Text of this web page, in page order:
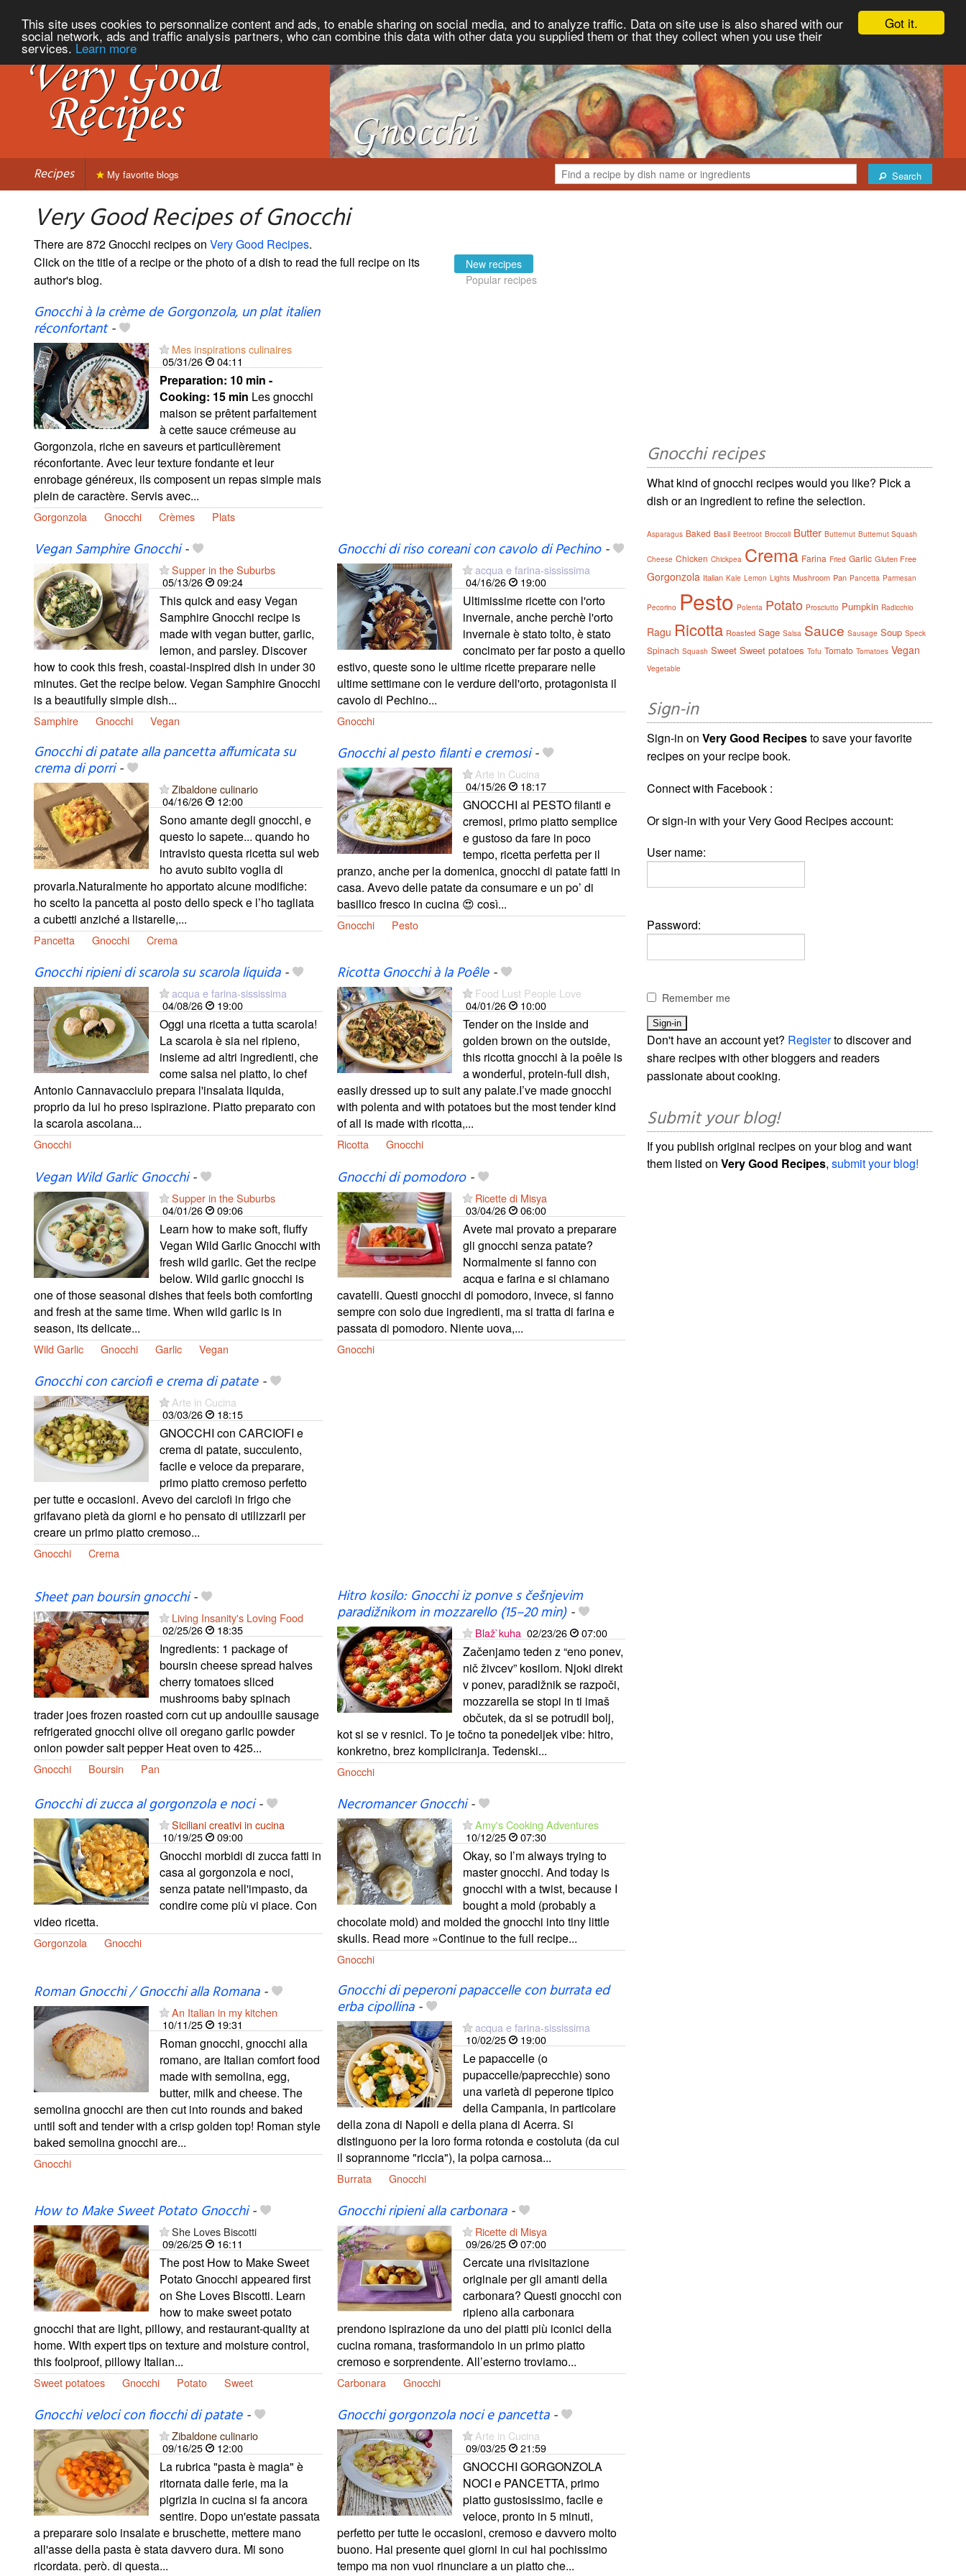
Got it.
This site uses cookies to personnalize content and ads, to enable sharing on social media, and to analyze traffic. Data on site use is also shared with our
social network, ads and traffic analysis partners, who can combine this data with other data you supplied them or that they collect when you use their
services. Learn more
Recipes Search
My favorite blogs
Very Good Recipes of Gnocchi
There are 872 Gnocchi recipes on Very Good Recipes.
Click on the title of a recipe or the photo of a dish to read the full recipe on its
author's blog.
New recipes
Popular recipes
Gnocchi à la crème de Gorgonzola, un plat italien
réconfortant-
Mes inspirations culinaires
05/31/26
04:11
Preparation: 10 min -
Cooking: 15 min Les gnocchi
maison se prêtent parfaitement
à cette sauce crémeuse au
Gorgonzola, riche en saveurs et particulièrement
réconfortante. Avec leur texture fondante et leur
enrobage généreux, ils composent un repas simple mais
plein de caractère. Servis avec...
Gorgonzola Gnocchi Crèmes Plats
Vegan Samphire Gnocchi-
Supper in the Suburbs
05/13/26
09:24
This quick and easy Vegan
Samphire Gnocchi recipe is
made with vegan butter, garlic,
lemon, and parsley. Discover
how to cook this fresh, coastal-inspired dish in under 30
minutes. Get the recipe below. Vegan Samphire Gnocchi
is a beautifully simple dish...
Samphire Gnocchi Vegan
Gnocchi di riso coreani con cavolo di Pechino-
acqua e farina-sississima
04/16/26
19:00
Ultimissime ricette con l'orto
invernale, anche perchè l'orto
invernale è stato tolto, è stato
concimato per far posto a quello
estivo, queste sono le ultime ricette preparare nelle
ultime settimane con le verdure dell'orto, protagonista il
cavolo di Pechino...
Gnocchi
Gnocchi di patate alla pancetta affumicata su
crema di porri-
Zibaldone culinario
04/16/26
12:00
Sono amante degli gnocchi, e
questo lo sapete... quando ho
intravisto questa ricetta sul web
ho avuto subito voglia di
provarla.Naturalmente ho apportato alcune modifiche:
ho scelto la pancetta al posto dello speck e l’ho tagliata
a cubetti anziché a listarelle,...
Pancetta Gnocchi Crema
Gnocchi al pesto filanti e cremosi-
Arte in Cucina
04/15/26
18:17
GNOCCHI al PESTO filanti e
cremosi, primo piatto semplice
e gustoso da fare in poco
tempo, ricetta perfetta per il
pranzo, anche per la domenica, gnocchi di patate fatti in
casa. Avevo delle patate da consumare e un po’ di
basilico fresco in cucina 😍 così...
Gnocchi Pesto
Gnocchi ripieni di scarola su scarola liquida-
acqua e farina-sississima
04/08/26
19:00
Oggi una ricetta a tutta scarola!
La scarola è sia nel ripieno,
insieme ad altri ingredienti, che
come salsa nel piatto, lo chef
Antonio Cannavacciulo prepara l'insalata liquida,
proprio da lui ho preso ispirazione. Piatto preparato con
la scarola ascolana...
Gnocchi
Ricotta Gnocchi à la Poêle-
Food Lust People Love
04/01/26
10:00
Tender on the inside and
golden brown on the outside,
this ricotta gnocchi à la poêle is
a wonderful, protein-full dish,
easily dressed up to suit any palate.I’ve made gnocchi
with polenta and with potatoes but the most tender kind
of all is made with ricotta,...
Ricotta Gnocchi
Vegan Wild Garlic Gnocchi-
Supper in the Suburbs
04/01/26
09:06
Learn how to make soft, fluffy
Vegan Wild Garlic Gnocchi with
fresh wild garlic. Get the recipe
below. Wild garlic gnocchi is
one of those seasonal dishes that feels both comforting
and fresh at the same time. When wild garlic is in
season, its delicate...
Wild Garlic Gnocchi Garlic Vegan
Gnocchi di pomodoro-
Ricette di Misya
03/04/26
06:00
Avete mai provato a preparare
gli gnocchi senza patate?
Normalmente si fanno con
acqua e farina e si chiamano
cavatelli. Questi gnocchi di pomodoro, invece, si fanno
sempre con solo due ingredienti, ma si tratta di farina e
passata di pomodoro. Niente uova,...
Gnocchi
Gnocchi con carciofi e crema di patate-
Arte in Cucina
03/03/26
18:15
GNOCCHI con CARCIOFI e
crema di patate, succulento,
facile e veloce da preparare,
primo piatto cremoso perfetto
per tutte e occasioni. Avevo dei carciofi in frigo che
grifavano pietà da giorni e ho pensato di utilizzarli per
creare un primo piatto cremoso...
Gnocchi Crema
Sheet pan boursin gnocchi-
Living Insanity's Loving Food
02/25/26
18:35
Ingredients: 1 package of
boursin cheese spread halves
cherry tomatoes sliced
mushrooms baby spinach
trader joes frozen roasted corn cut up andouille sausage
refrigerated gnocchi olive oil oregano garlic powder
onion powder salt pepper Heat oven to 425...
Gnocchi Boursin Pan
Hitro kosilo: Gnocchi iz ponve s češnjevim
paradižnikom in mozzarello (15–20 min)-
Blaž`kuha 02/23/26 07:00
Začenjamo teden z “eno ponev,
nič živcev” kosilom. Njoki direkt
v ponev, paradižnik se razpoči,
mozzarella se stopi in ti imaš
občutek, da si se potrudil bolj,
kot si se v resnici. To je točno ta ponedeljek vibe: hitro,
konkretno, brez kompliciranja. Tedenski...
Gnocchi
Gnocchi di zucca al gorgonzola e noci-
Siciliani creativi in cucina
10/19/25
09:00
Gnocchi morbidi di zucca fatti in
casa al gorgonzola e noci,
senza patate nell'impasto, da
condire come più vi piace. Con
video ricetta.
Gorgonzola Gnocchi
Necromancer Gnocchi-
Amy's Cooking Adventures
10/12/25
07:30
Okay, so I’m always trying to
master gnocchi. And today is
gnocchi with a twist, because I
bought a mold (probably a
chocolate mold) and molded the gnocchi into tiny little
skulls. Read more »Continue to the full recipe...
Gnocchi
Roman Gnocchi / Gnocchi alla Romana-
An Italian in my kitchen
10/11/25
19:31
Roman gnocchi, gnocchi alla
romano, are Italian comfort food
made with semolina, egg,
butter, milk and cheese. The
semolina gnocchi are then cut into rounds and baked
until soft and tender with a crisp golden top! Roman style
baked semolina gnocchi are...
Gnocchi
Gnocchi di peperoni papaccelle con burrata ed
erba cipollina-
acqua e farina-sississima
10/02/25
19:00
Le papaccelle (o
pupaccelle/paprecchie) sono
una varietà di peperone tipico
della Campania, in particolare
della zona di Napoli e della piana di Acerra. Si
distinguono per la loro forma rotonda e costoluta (da cui
il soprannome "riccia"), la polpa carnosa...
Burrata Gnocchi
How to Make Sweet Potato Gnocchi-
She Loves Biscotti
09/26/25
16:11
The post How to Make Sweet
Potato Gnocchi appeared first
on She Loves Biscotti. Learn
how to make sweet potato
gnocchi that are light, pillowy, and restaurant-quality at
home. With expert tips on texture and moisture control,
this foolproof, pillowy Italian...
Sweet potatoes Gnocchi Potato Sweet
Gnocchi ripieni alla carbonara-
Ricette di Misya
09/26/25
07:00
Cercate una rivisitazione
originale per gli amanti della
carbonara? Questi gnocchi con
ripieno alla carbonara
prendono ispirazione da uno dei piatti più iconici della
cucina romana, trasformandolo in un primo piatto
cremoso e sorprendente. All’esterno troviamo...
Carbonara Gnocchi
Gnocchi veloci con fiocchi di patate-
Zibaldone culinario
09/16/25
12:00
La rubrica "pasta è magia" è
ritornata dalle ferie, ma la
pigrizia in cucina si fa ancora
sentire. Dopo un'estate passata
a preparare solo insalate e bruschette, mettere mano
all'asse della pasta è stata davvero dura. Mi sono
ricordata. però. di questa...
Gnocchi gorgonzola noci e pancetta-
Arte in Cucina
09/03/25
21:59
GNOCCHI GORGONZOLA
NOCI e PANCETTA, primo
piatto gustosissimo, facile e
veloce, pronto in 5 minuti,
perfetto per tutte le occasioni, cremoso e davvero molto
buono. Hai presente quei giorni in cui hai pochissimo
tempo ma non vuoi rinunciare a un piatto che...
Gnocchi recipes
What kind of gnocchi recipes would you like? Pick a
dish or an ingredient to refine the selection.
Asparagus Baked Basil Beetroot Broccoli Butter Butternut Butternut Squash
Cheese Chicken Chickpea Crema Farina Fried Garlic Gluten Free
Gorgonzola Italian Kale Lemon Lights Mushroom Pan Pancetta Parmesan
Pecorino Pesto Polenta Potato Prosciutto Pumpkin Radicchio
Ragu Ricotta Roasted Sage Salsa Sauce Sausage Soup Speck
Spinach Squash Sweet Sweet potatoes Tofu Tomato Tomatoes Vegan
Vegetable
Sign-in
Sign-in onVery Good Recipesto save your favorite
recipes on your recipe book.
Connect with Facebook :
Or sign-in with your Very Good Recipes account:
User name:
Password:
Remember me
Don't have an account yet? Registerto discover and
share recipes with other bloggers and readers
passionate about cooking.
Submit your blog!
If you publish original recipes on your blog and want
them listed onVery Good Recipes,submit your blog!